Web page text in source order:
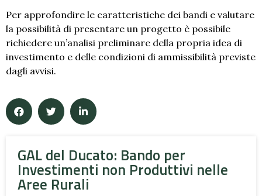
Per approfondire le caratteristiche dei bandi e valutare
la possibilità di presentare un progetto è possibile
richiedere un’analisi preliminare della propria idea di
investimento e delle condizioni di ammissibilità previste
dagli avvisi.
GAL del Ducato: Bando per
Investimenti non Produttivi nelle
Aree Rurali